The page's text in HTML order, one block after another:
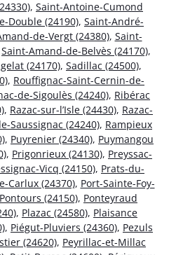
, Saint-Antoine-Cumond
Double (24190), Saint-André-
de-Vergt (24380), Saint-
Saint-Amand-de-Belvès (24170),
(24170), Sadillac (24500),
, Rouffignac-Saint-Cernin-de-
de-Sigoulès (24240), Ribérac
, Razac-sur-l’Isle (24430), Razac-
Saussignac (24240), Rampieux
, Puyrenier (24340), Puymangou
, Prigonrieux (24130), Preyssac-
Vicq (24150), Prats-du-
Carlux (24370), Port-Sainte-Foy-
Pontours (24150), Ponteyraud
, Plazac (24580), Plaisance
, Piégut-Pluviers (24360), Pezuls
(24620), Peyrillac-et-Millac